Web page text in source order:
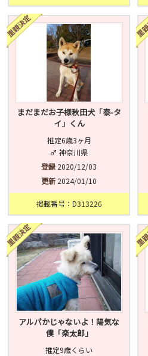
まだまだお子様秋田犬「泰-タ
イ」くん
推定6歳3ヶ月
♂ 神奈川県
登録 2020/12/03
更新 2024/01/10
掲載番号：D313226
アルパかじゃないよ！陽気な
僕「楽太郎」
推定9歳くらい